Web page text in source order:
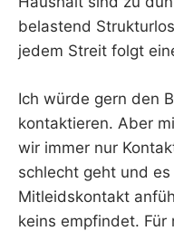
belastend
jedem Streit folgt
Ich würde gern den
kontaktieren. Aber
wir immer nur
schlecht geht und
Mitleidskontakt
keins empfindet.